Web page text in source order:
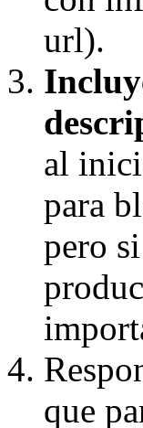
url).
al
para
pero
que